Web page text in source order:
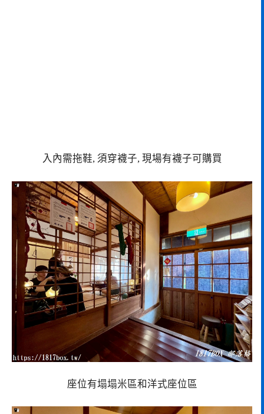
入內需拖鞋, 須穿襪子, 現場有襪子可購買
座位有塌塌米區和洋式座位區